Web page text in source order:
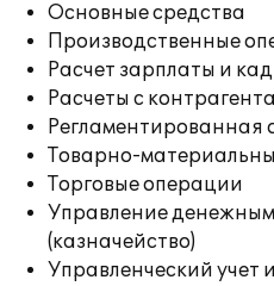
Основные средства
Производственные
Расчет зарплаты и
Расчеты с
Регламентированная
Товарно-
Торговые операции
Управление
(казначейство)
Управленческий учет